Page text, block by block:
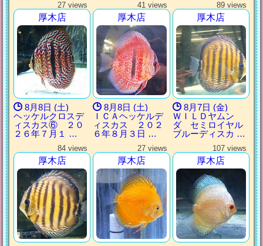
27 views
厚木店
8月8日 (土)
ヘッケルクロスデ
ィスカス⑥ ２０
２６年７月１ …
41 views
厚木店
8月8日 (土)
ＩＣＡヘッケルデ
ィスカス ２０２
６年８月３日 …
89 views
厚木店
8月7日 (金)
ＷＩＬＤヤムン
ダ セミロイヤル
ブルーディスカ …
84 views
厚木店
27 views
厚木店
107 views
厚木店